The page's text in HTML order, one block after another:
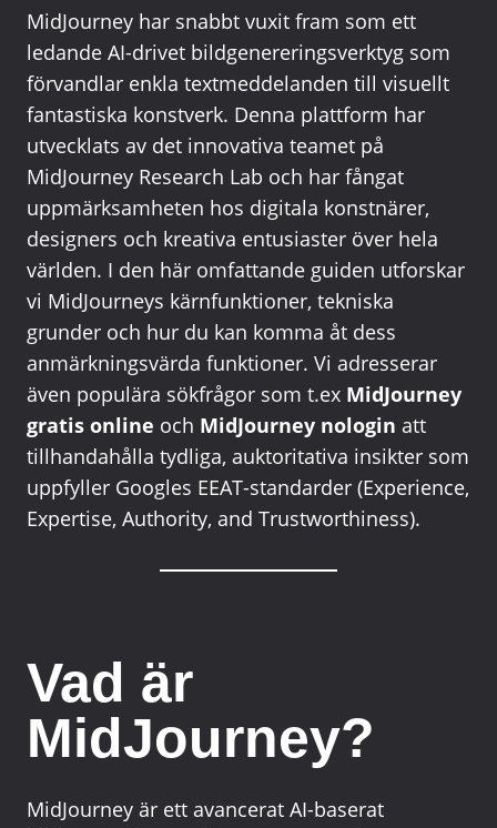
MidJourney har snabbt vuxit fram som ett
ledande AI-drivet bildgenereringsverktyg som
förvandlar enkla textmeddelanden till visuellt
fantastiska konstverk. Denna plattform har
utvecklats av det innovativa teamet på
MidJourney Research Lab och har fångat
uppmärksamheten hos digitala konstnärer,
designers och kreativa entusiaster över hela
världen. I den här omfattande guiden utforskar
vi MidJourneys kärnfunktioner, tekniska
grunder och hur du kan komma åt dess
anmärkningsvärda funktioner. Vi adresserar
även populära sökfrågor som t.ex MidJourney
gratis online och MidJourney nologin att
tillhandahålla tydliga, auktoritativa insikter som
uppfyller Googles EEAT-standarder (Experience,
Expertise, Authority, and Trustworthiness).
Vad är
MidJourney?
MidJourney är ett avancerat AI-baserat